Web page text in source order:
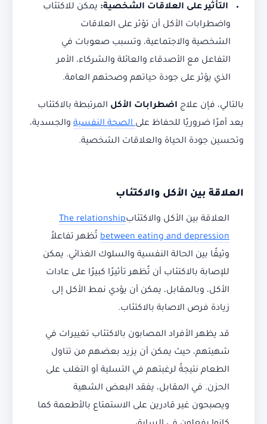
التأثير على العلاقات الشخصية: يمكن للاكتئاب
واضطرابات الأكل أن تؤثر على العلاقات
الشخصية والاجتماعية، وتسبب صعوبات في
التفاعل مع الأصدقاء والعائلة والشركاء، الأمر
الذي يؤثر على جودة حياتهم وصحتهم العامة.
بالتالي، فإن علاج اضطرابات الأكل المرتبطة بالاكتئاب
يعد أمرًا ضروريًا للحفاظ علىالصحة النفسية والجسدية،
وتحسين جودة الحياة والعلاقات الشخصية.
العلاقة بين الأكل والاكتئاب
العلاقة بين الأكل والاكتئابThe relationship
between eating and depression تُظهر تفاعلاً
وثيقًا بين الحالة النفسية والسلوك الغذائي. يمكن
للإصابة بالاكتئاب أن تُظهر تأثيرًا كبيرًا على عادات
الأكل، وبالمقابل، يمكن أن يؤدي نمط الأكل إلى
زيادة فرص الاصابة بالاكتئاب.
قد يظهر الأفراد المصابون بالاكتئاب تغييرات في
شهيتهم، حيث يمكن أن يزيد بعضهم من تناول
الطعام نتيجةً لرغبتهم في التسلية أو التغلب على
الحزن. في المقابل، يفقد البعض الشهية
ويصبحون غير قادرين على الاستمتاع بالأطعمة كما